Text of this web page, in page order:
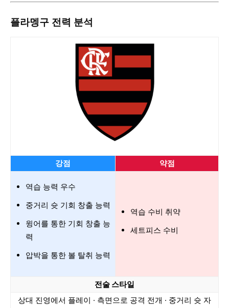
플라멩구 전력 분석
강점 약점
역습 능력 우수
중거리 슛 기회 창출 능력
윙어를 통한 기회 창출 능
력
압박을 통한 볼 탈취 능력
역습 수비 취약
세트피스 수비
전술 스타일
상대 진영에서 플레이 · 측면으로 공격 전개 · 중거리 슛 자